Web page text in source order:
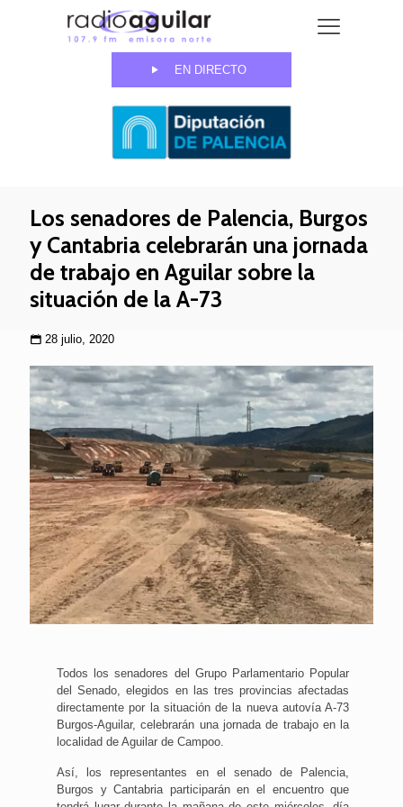
EN DIRECTO
Los senadores de Palencia, Burgos
y Cantabria celebrarán una jornada
de trabajo en Aguilar sobre la
situación de la A-73
28 julio, 2020
Todos los senadores del Grupo Parlamentario Popular
del Senado, elegidos en las tres provincias afectadas
directamente por la situación de la nueva autovía A-73
Burgos-Aguilar, celebrarán una jornada de trabajo en la
localidad de Aguilar de Campoo.
Así, los representantes en el senado de Palencia,
Burgos y Cantabria participarán en el encuentro que